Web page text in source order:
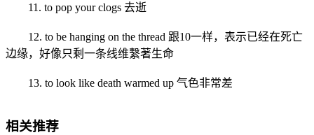
11. to pop your clogs 去逝
12. to be hanging on the thread 跟10一样，表示已经在死亡
边缘，好像只剩一条线维繫著生命
13. to look like death warmed up 气色非常差
相关推荐